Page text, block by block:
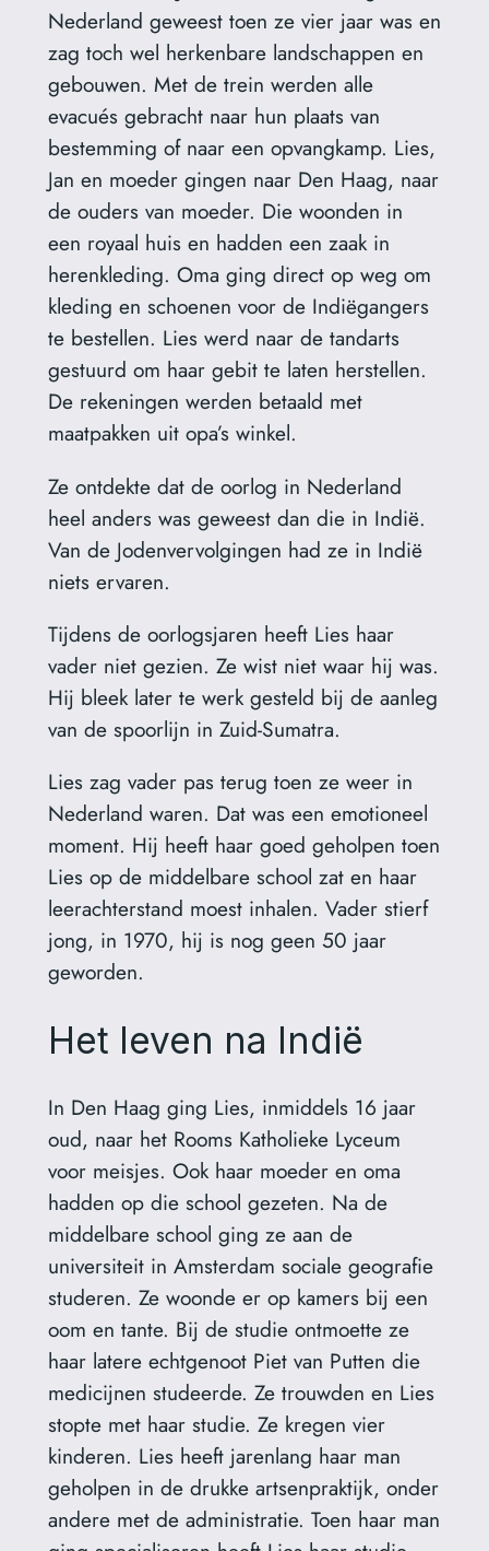
Nederland geweest toen ze vier jaar was en
zag toch wel herkenbare landschappen en
gebouwen. Met de trein werden alle
evacués gebracht naar hun plaats van
bestemming of naar een opvangkamp. Lies,
Jan en moeder gingen naar Den Haag, naar
de ouders van moeder. Die woonden in
een royaal huis en hadden een zaak in
herenkleding. Oma ging direct op weg om
kleding en schoenen voor de Indiëgangers
te bestellen. Lies werd naar de tandarts
gestuurd om haar gebit te laten herstellen.
De rekeningen werden betaald met
maatpakken uit opa’s winkel.
Ze ontdekte dat de oorlog in Nederland
heel anders was geweest dan die in Indië.
Van de Jodenvervolgingen had ze in Indië
niets ervaren.
Tijdens de oorlogsjaren heeft Lies haar
vader niet gezien. Ze wist niet waar hij was.
Hij bleek later te werk gesteld bij de aanleg
van de spoorlijn in Zuid-Sumatra.
Lies zag vader pas terug toen ze weer in
Nederland waren. Dat was een emotioneel
moment. Hij heeft haar goed geholpen toen
Lies op de middelbare school zat en haar
leerachterstand moest inhalen. Vader stierf
jong, in 1970, hij is nog geen 50 jaar
geworden.
Het leven na Indië
In Den Haag ging Lies, inmiddels 16 jaar
oud, naar het Rooms Katholieke Lyceum
voor meisjes. Ook haar moeder en oma
hadden op die school gezeten. Na de
middelbare school ging ze aan de
universiteit in Amsterdam sociale geografie
studeren. Ze woonde er op kamers bij een
oom en tante. Bij de studie ontmoette ze
haar latere echtgenoot Piet van Putten die
medicijnen studeerde. Ze trouwden en Lies
stopte met haar studie. Ze kregen vier
kinderen. Lies heeft jarenlang haar man
geholpen in de drukke artsenpraktijk, onder
andere met de administratie. Toen haar man